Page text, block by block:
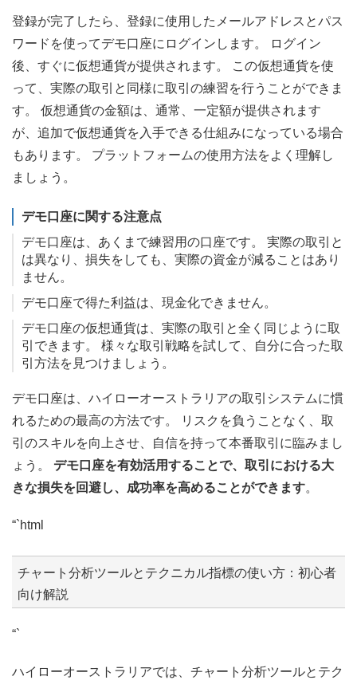
登録が完了したら、登録に使用したメールアドレスとパス
ワードを使ってデモ口座にログインします。 ログイン
後、すぐに仮想通貨が提供されます。 この仮想通貨を使
って、実際の取引と同様に取引の練習を行うことができま
す。 仮想通貨の金額は、通常、一定額が提供されます
が、追加で仮想通貨を入手できる仕組みになっている場合
もあります。 プラットフォームの使用方法をよく理解し
ましょう。
デモ口座に関する注意点
デモ口座は、あくまで練習用の口座です。 実際の取引と
は異なり、損失をしても、実際の資金が減ることはあり
ません。
デモ口座で得た利益は、現金化できません。
デモ口座の仮想通貨は、実際の取引と全く同じように取
引できます。 様々な取引戦略を試して、自分に合った取
引方法を見つけましょう。
デモ口座は、ハイローオーストラリアの取引システムに慣
れるための最高の方法です。 リスクを負うことなく、取
引のスキルを向上させ、自信を持って本番取引に臨みまし
ょう。 デモ口座を有効活用することで、取引における大
きな損失を回避し、成功率を高めることができます。
“`html
チャート分析ツールとテクニカル指標の使い方：初心者
向け解説
“`
ハイローオーストラリアでは、チャート分析ツールとテク